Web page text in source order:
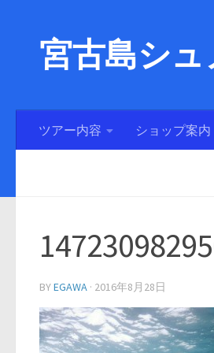
宮古島シ
ツアー内容 ショップ案内
BYEGAWA · 2016年8月28日